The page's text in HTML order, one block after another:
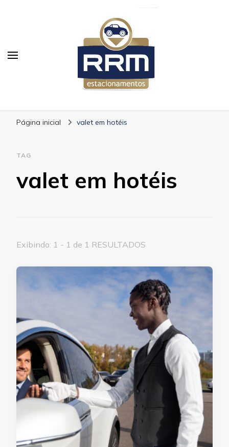
Página inicial valet em hotéis
TAG
valet em hotéis
Exibindo: 1 - 1 de 1 RESULTADOS